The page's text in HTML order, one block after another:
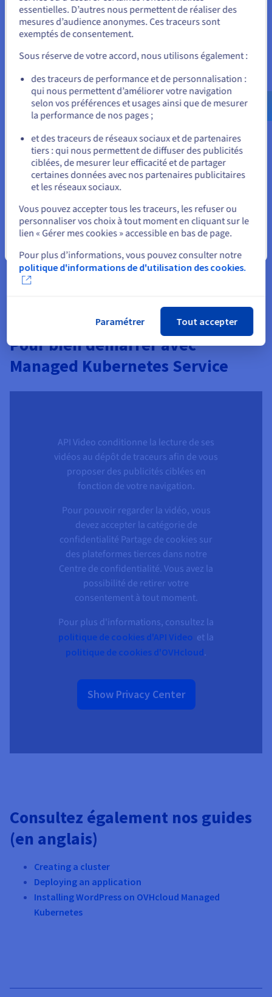
Todocolección
« OVHcloud nous permet d’obtenir les mêmes
résultats qu’avec notre fournisseur précédent,
voire de meilleurs résultats, à une fraction du
coût ».
Joaquín Valdés, directeur général , Todocolección
Pour bien démarrer avec
Managed Kubernetes Service
API Video conditionne la lecture de ses
vidéos au dépôt de traceurs afin de vous
proposer des publicités ciblées en
fonction de votre navigation.
Pour pouvoir regarder la vidéo, vous
devez accepter la catégorie de
confidentialité Partage de cookies sur
des plateformes tierces dans notre
Centre de confidentialité. Vous avez la
possibilité de retirer votre
consentement à tout moment.
Pour plus d'informations, consultez la
politique de cookies d'API Video et la
politique de cookies d'OVHcloud.
Show Privacy Center
Consultez également nos guides
(en anglais)
Creating a cluster
Deploying an application
Installing WordPress on OVHcloud Managed
Kubernetes
Unis.
Pour commander, rendez-vous sur le site de votre pays (États-
Allez sur le site États-Unis
us.ovhcloud.com/
Anglais USD - $
ou
Rester sur le site actuel
Sélectionner un autre site web
essentielles. D’autres nous permettent de réaliser des
mesures d’audience anonymes. Ces traceurs sont
exemptés de consentement.
Sous réserve de votre accord, nous utilisons également :
des traceurs de performance et de personnalisation :
qui nous permettent d’améliorer votre navigation
selon vos préférences et usages ainsi que de mesurer
la performance de nos pages ;
et des traceurs de réseaux sociaux et de partenaires
tiers : qui nous permettent de diffuser des publicités
ciblées, de mesurer leur efficacité et de partager
certaines données avec nos partenaires publicitaires
et les réseaux sociaux.
Vous pouvez accepter tous les traceurs, les refuser ou
personnaliser vos choix à tout moment en cliquant sur le
lien « Gérer mes cookies » accessible en bas de page.
Pour plus d’informations, vous pouvez consulter notre
politique d'informations de d'utilisation des cookies.
Paramétrer Tout accepter